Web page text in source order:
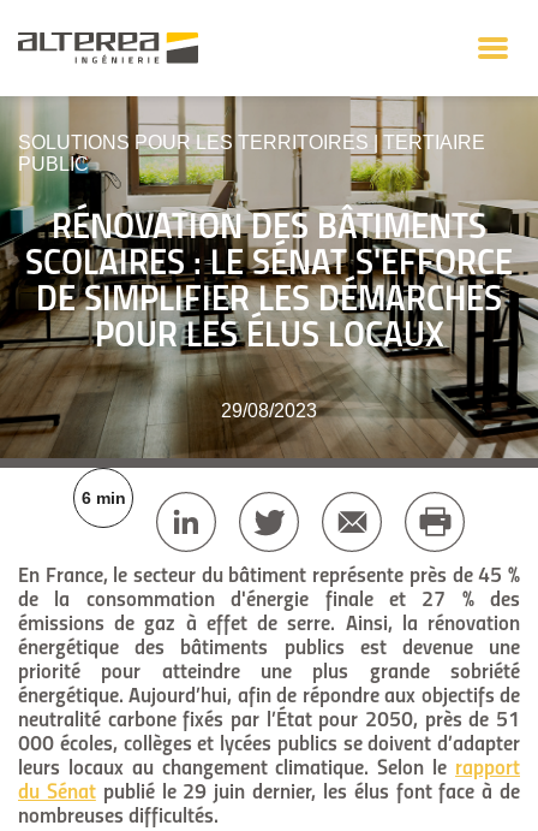
SOLUTIONS POUR LES TERRITOIRES
TERTIAIRE
PUBLIC
RÉNOVATION DES BÂTIMENTS
SCOLAIRES : LE SÉNAT S'EFFORCE
DE SIMPLIFIER LES DÉMARCHES
POUR LES ÉLUS LOCAUX
29/08/2023
6 min
En France, le secteur du bâtiment représente près de 45 %
de la consommation d'énergie finale et 27 % des
émissions de gaz à effet de serre. Ainsi, la rénovation
énergétique des bâtiments publics est devenue une
priorité pour atteindre une plus grande sobriété
énergétique. Aujourd’hui, afin de répondre aux objectifs de
neutralité carbone fixés par l’État pour 2050, près de 51
000 écoles, collèges et lycées publics se doivent d’adapter
leurs locaux au changement climatique. Selon le rapport
du Sénat publié le 29 juin dernier, les élus font face à de
nombreuses difficultés.